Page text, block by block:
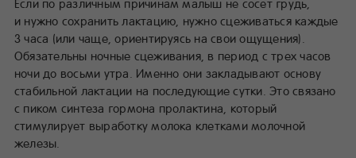
Если по различным причинам малыш не сосет грудь,
и нужно сохранить лактацию, нужно сцеживаться каждые
3 часа (или чаще, ориентируясь на свои ощущения).
Обязательны ночные сцеживания, в период с трех часов
ночи до восьми утра. Именно они закладывают основу
стабильной лактации на последующие сутки. Это связано
с пиком синтеза гормона пролактина, который
стимулирует выработку молока клетками молочной
железы.